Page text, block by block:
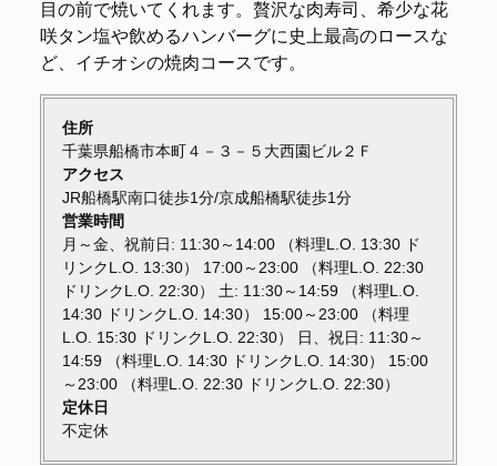
目の前で焼いてくれます。贅沢な肉寿司、希少な花
咲タン塩や飲めるハンバーグに史上最高のロースな
ど、イチオシの焼肉コースです。
住所
千葉県船橋市本町４－３－５大西園ビル２Ｆ
アクセス
JR船橋駅南口徒歩1分/京成船橋駅徒歩1分
営業時間
月～金、祝前日: 11:30～14:00 （料理L.O. 13:30 ド
リンクL.O. 13:30） 17:00～23:00 （料理L.O. 22:30
ドリンクL.O. 22:30） 土: 11:30～14:59 （料理L.O.
14:30 ドリンクL.O. 14:30） 15:00～23:00 （料理
L.O. 15:30 ドリンクL.O. 22:30） 日、祝日: 11:30～
14:59 （料理L.O. 14:30 ドリンクL.O. 14:30） 15:00
～23:00 （料理L.O. 22:30 ドリンクL.O. 22:30）
定休日
不定休